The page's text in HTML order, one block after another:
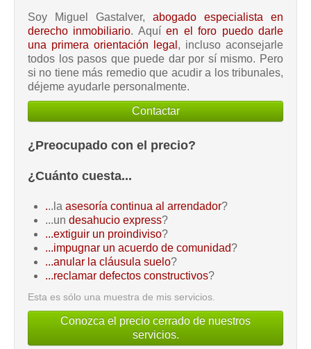
Soy Miguel Gastalver, abogado especialista en
derecho inmobiliario. Aquíen el foro puedo darle
una primera orientación legal , incluso aconsejarle
todos los pasos que puede dar por sí mismo. Pero
si no tiene más remedio que acudir a los tribunales,
déjeme ayudarle personalmente.
Contactar
¿Preocupado con el precio?
¿Cuánto cuesta...
...la asesoría continua al arrendador?
...un desahucio express?
...extiguir un proindiviso?
...impugnar un acuerdo de comunidad?
...anular la cláusula suelo?
...reclamar defectos constructivos?
Esta es sólo una muestra de mis servicios.
Conozca el precio cerrado de nuestros
servicios.